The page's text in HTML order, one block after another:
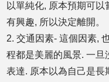
以單純化, 原本預期可
有興趣, 所以決定離開。
2. 交通因素- 這個因素,
程都是美麗的風景. 一旦
表達. 原本以為自己是長